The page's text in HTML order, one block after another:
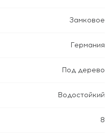
Замковое
Германия
Под дерево
Водостойкий
8